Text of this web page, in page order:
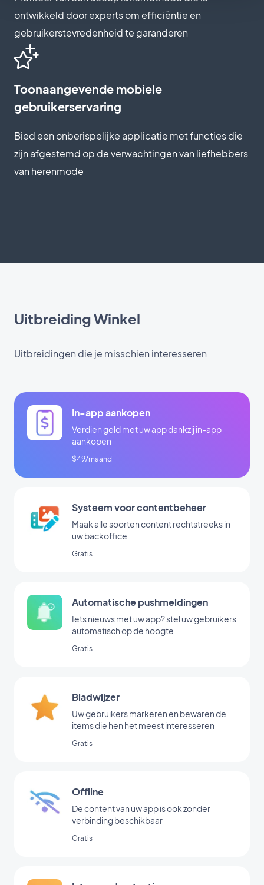
ontwikkeld door experts om efficiëntie en
gebruikerstevredenheid te garanderen
Toonaangevende mobiele
gebruikerservaring
Bied een onberispelijke applicatie met functies die
zijn afgestemd op de verwachtingen van liefhebbers
van herenmode
Uitbreiding Winkel
Uitbreidingen die je misschien interesseren
In-app aankopen
Verdien geld met uw app dankzij in-app
aankopen
$49/maand
Systeem voor contentbeheer
Maak alle soorten content rechtstreeks in
uw backoffice
Gratis
Automatische pushmeldingen
Iets nieuws met uw app? stel uw gebruikers
automatisch op de hoogte
Gratis
Bladwijzer
Uw gebruikers markeren en bewaren de
items die hen het meest interesseren
Gratis
Offline
De content van uw app is ook zonder
verbinding beschikbaar
Gratis